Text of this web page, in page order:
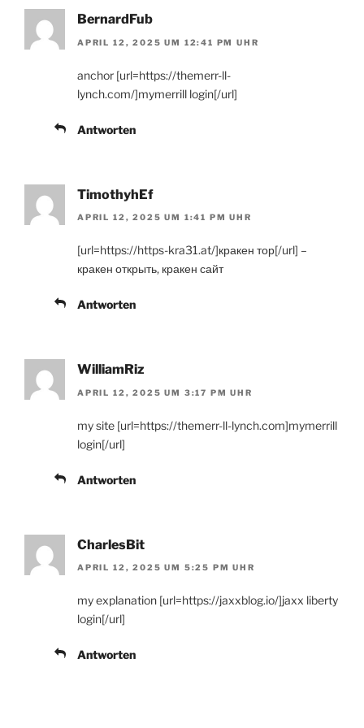
BernardFub
APRIL 12, 2025 UM 12:41 PM UHR
anchor [url=https://themerr-ll-
lynch.com/]mymerrill login[/url]
Antworten
TimothyhEf
APRIL 12, 2025 UM 1:41 PM UHR
[url=https://https-kra31.at/]кракен тор[/url] –
кракен открыть, кракен сайт
Antworten
WilliamRiz
APRIL 12, 2025 UM 3:17 PM UHR
my site [url=https://themerr-ll-lynch.com]mymerrill
login[/url]
Antworten
CharlesBit
APRIL 12, 2025 UM 5:25 PM UHR
my explanation [url=https://jaxxblog.io/]jaxx liberty
login[/url]
Antworten